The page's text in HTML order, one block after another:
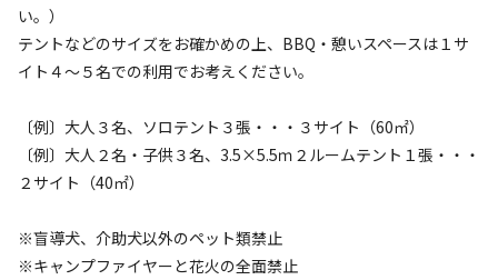
い。）
テントなどのサイズをお確かめの上、BBQ・憩いスペースは１サ
イト４～５名での利用でお考えください。
〔例〕大人３名、ソロテント３張・・・３サイト（60㎡）
〔例〕大人２名・子供３名、3.5×5.5ｍ２ルームテント１張・・・
２サイト（40㎡）
※盲導犬、介助犬以外のペット類禁止
※キャンプファイヤーと花火の全面禁止
キャンペーン